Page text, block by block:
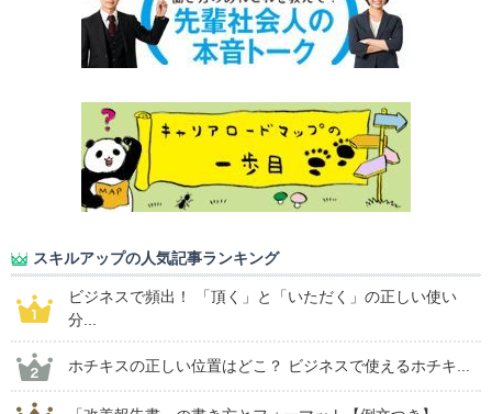
スキルアップの人気記事ランキング
ビジネスで頻出！ 「頂く」と「いただく」の正しい使い
分...
ホチキスの正しい位置はどこ？ ビジネスで使えるホチキ...